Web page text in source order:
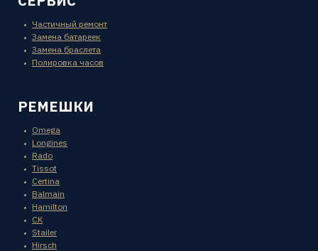
Частичный ремонт
Замена батареек
Замена браслета
Полировка часов
РЕМЕШКИ
Omega
Longines
Rado
Tissot
Certina
Balmain
Hamilton
CK
Stailer
Hirsch